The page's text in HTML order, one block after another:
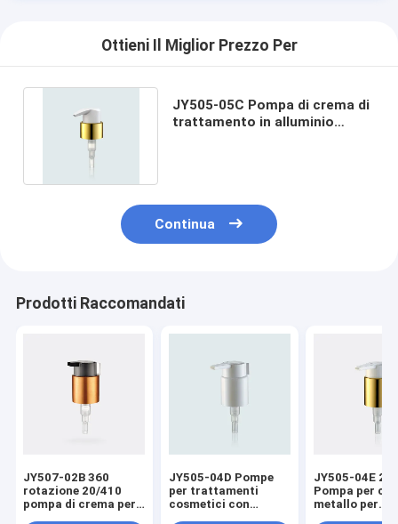
Ottieni Il Miglior Prezzo Per
JY505-05C Pompa di crema di
trattamento in alluminio
Continua
Prodotti Raccomandati
JY507-02B 360
rotazione 20/410
pompa di crema per
JY505-04D Pompe
per trattamenti
cosmetici con
JY505-04E
Pompa per
metallo per